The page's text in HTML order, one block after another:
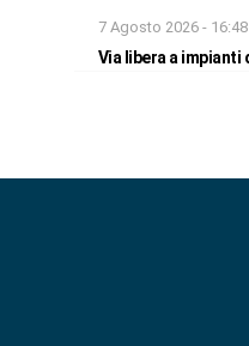
7 Agosto 2026 - 16:48
Via libera a impianti